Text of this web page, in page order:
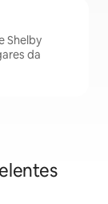
Shelby
da